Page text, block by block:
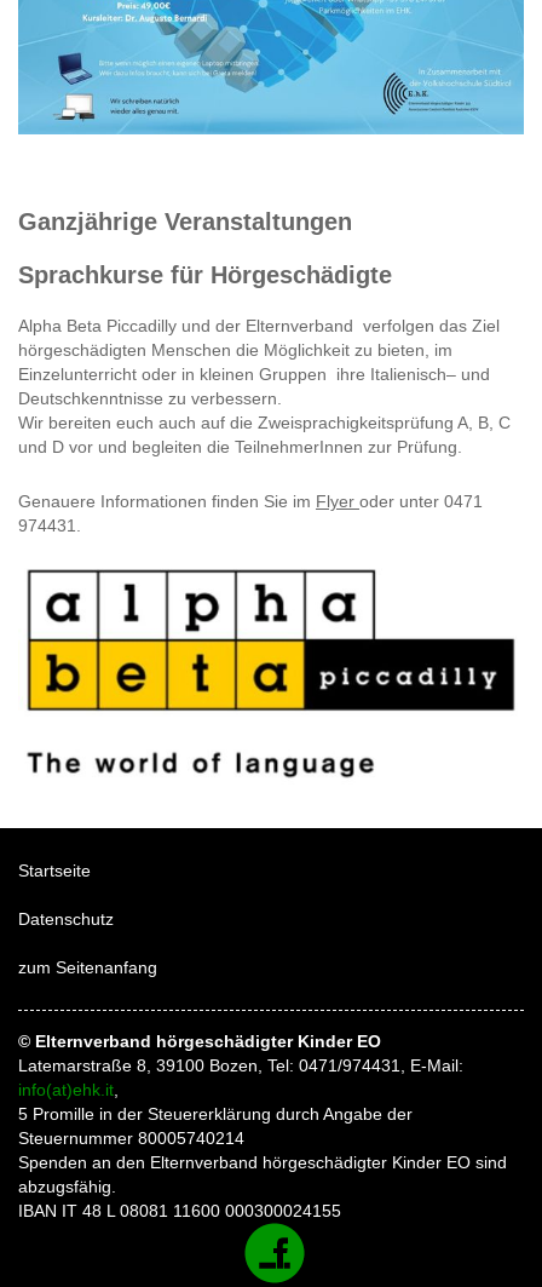
Ganzjährige Veranstaltungen
Sprachkurse für Hörgeschädigte
Alpha Beta Piccadilly und der Elternverband verfolgen das Ziel
hörgeschädigten Menschen die Möglichkeit zu bieten, im
Einzelunterricht oder in kleinen Gruppen ihre Italienisch– und
Deutschkenntnisse zu verbessern.
Wir bereiten euch auch auf die Zweisprachigkeitsprüfung A, B, C
und D vor und begleiten die TeilnehmerInnen zur Prüfung.
Genauere Informationen finden Sie im Flyer oder unter 0471
974431.
Startseite
Datenschutz
zum Seitenanfang
© Elternverband hörgeschädigter Kinder EO
Latemarstraße 8, 39100 Bozen, Tel: 0471/974431, E-Mail:
info(at)ehk.it
5 Promille in der Steuererklärung durch Angabe der
Steuernummer 80005740214
Spenden an den Elternverband hörgeschädigter Kinder EO sind
abzugsfähig.
IBAN IT 48 L 08081 11600 000300024155